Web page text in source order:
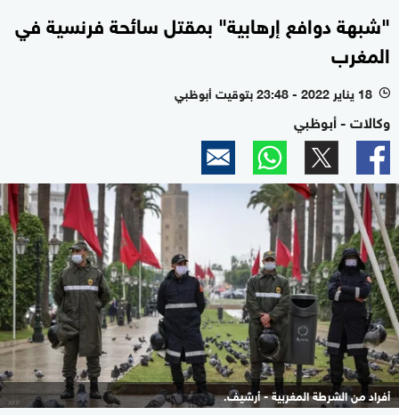
"شبهة دوافع إرهابية" بمقتل سائحة فرنسية في
المغرب
l 18 يناير 2022 - 23:48 بتوقيت أبوظبي
وكالات - أبوظبي
أفراد من الشرطة المغربية - أرشيف.